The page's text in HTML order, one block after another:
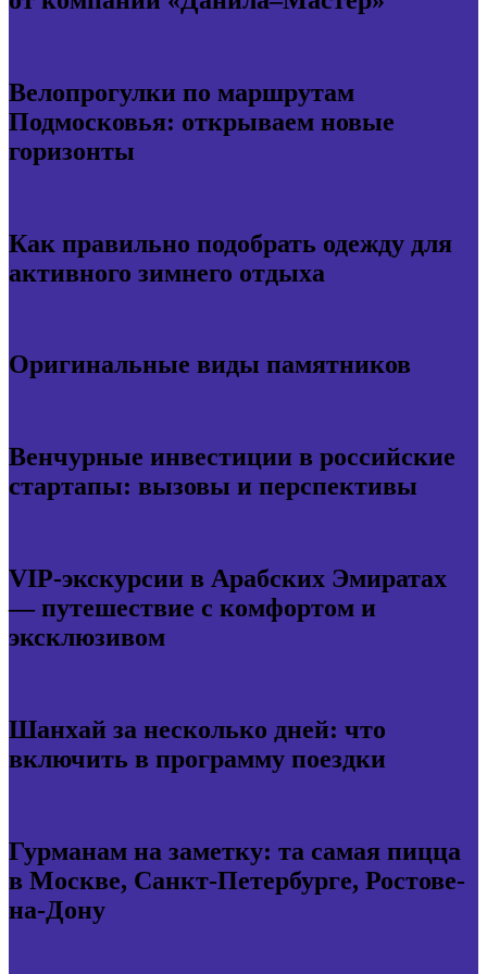
Велопрогулки по маршрутам
Подмосковья: открываем новые
горизонты
Как правильно подобрать одежду для
активного зимнего отдыха
Оригинальные виды памятников
Венчурные инвестиции в российские
стартапы: вызовы и перспективы
VIP-экскурсии в Арабских Эмиратах
— путешествие с комфортом и
эксклюзивом
Шанхай за несколько дней: что
включить в программу поездки
Гурманам на заметку: та самая пицца
в Москве, Санкт-Петербурге, Ростове-
на-Дону